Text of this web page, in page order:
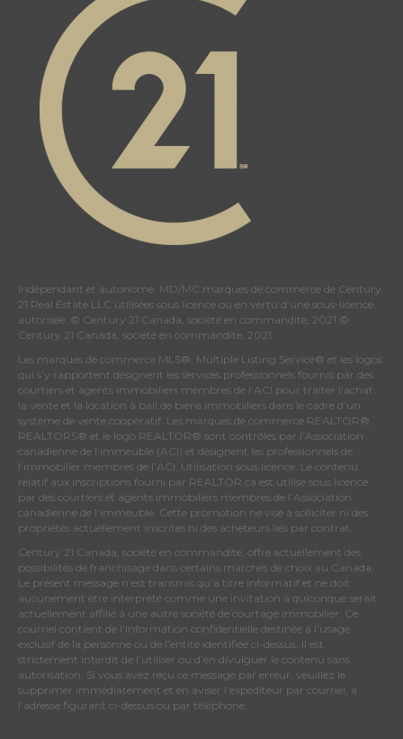
Indépendant et autonome. MD/MC marques de commerce de Century
21 Real Estate LLC utilisées sous licence ou en vertu d’une sous-licence
autorisée. © Century 21 Canada, société en commandite, 2021 ©
Century 21 Canada, société en commandite, 2021
Les marques de commerce MLS®, Multiple Listing Service® et les logos
qui s’y rapportent désignent les services professionnels fournis par des
courtiers et agents immobiliers membres de l’ACI pour traiter l’achat,
la vente et la location à bail de biens immobiliers dans le cadre d’un
système de vente coopératif. Les marques de commerce REALTOR®,
REALTORS® et le logo REALTOR® sont contrôlés par l’Association
canadienne de l’immeuble (ACI) et désignent les professionnels de
l’immobilier membres de l’ACI. Utilisation sous licence. Le contenu
relatif aux inscriptions fourni par REALTOR.ca est utilisé sous licence
par des courtiers et agents immobiliers membres de l’Association
canadienne de l’immeuble . Cette promotion ne vise à solliciter ni des
propriétés actuellement inscrites ni des acheteurs liés par contrat.
Century 21 Canada, société en commandite, offre actuellement des
possibilités de franchisage dans certains marchés de choix au Canada.
Le présent message n’est transmis qu’à titre informatif et ne doit
aucunement être interprété comme une invitation à quiconque serait
actuellement affilié à une autre société de courtage immobilier. Ce
courriel contient de l’information confidentielle destinée à l’usage
exclusif de la personne ou de l’entité identifiée ci-dessus. Il est
strictement interdit de l’utiliser ou d’en divulguer le contenu sans
autorisation. Si vous avez reçu ce message par erreur, veuillez le
supprimer immédiatement et en aviser l’expéditeur par courriel, à
l’adresse figurant ci-dessus ou par téléphone.